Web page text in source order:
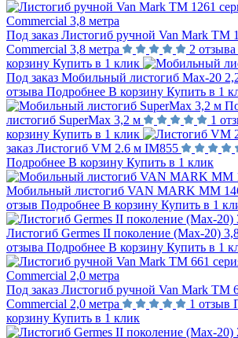
Под заказ Листогиб ручной Van Mark TM
Commercial 3,8 метра
2 отзыва
корзину Купить в 1 клик
Под заказ Мобильный листогиб Max-20
отзыва Подробнее В корзину Купить в 1
листогиб SuperMax 3,2 м
1
корзину Купить в 1 клик
заказ Листогиб VM 2.6 м IM855
Подробнее В корзину Купить в 1 клик
Мобильный листогиб VAN MARK MM
отзыв Подробнее В корзину Купить в 1
Листогиб Germes II поколение (Max-20)
отзыва Подробнее В корзину Купить в 1
Под заказ Листогиб ручной Van Mark TM
Commercial 2,0 метра
1 отзыв
корзину Купить в 1 клик